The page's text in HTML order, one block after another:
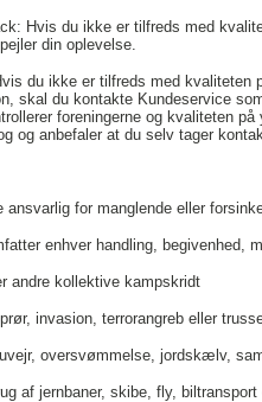
Hvis du ikke er tilfreds med
din oplevelse.
du ikke er tilfreds med
skal du kontakte Kundeservice
foreningerne og kvaliteten
og anbefaler at du selv tager
ansvarlig for manglende eller
enhver handling,
andre kollektive kampskridt
invasion, terrorangreb eller
oversvømmelse, jordskælv,
af jernbaner, skibe, fly,